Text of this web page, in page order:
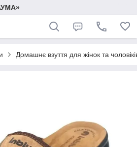
Домашнє взуття для жінок та